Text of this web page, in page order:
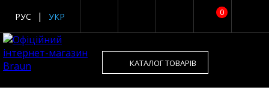
0
РУС УКР
КАТАЛОГ ТОВАРІВ